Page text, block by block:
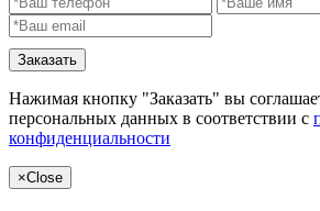
Заказать
Нажимая кнопку "Заказать" вы
персональных данных в соответствии с
конфиденциальности
×Close